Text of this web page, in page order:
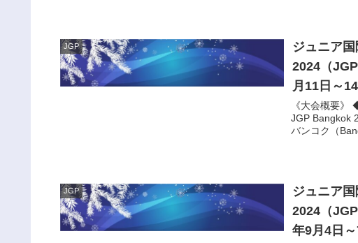
JGP
ジュニア
2024（
月11日～14
《大会概要
JGP Bangkok
バンコク（
JGP
ジュニア
2024（
年9月4日～